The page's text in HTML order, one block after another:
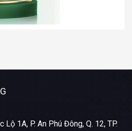
Lộ 1A, P. An Phú Đông, Q. 12, TP.